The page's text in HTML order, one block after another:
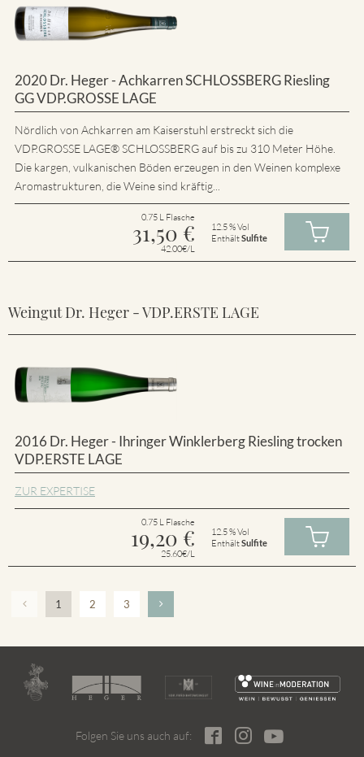
2020 Dr. Heger - Achkarren SCHLOSSBERG Riesling
GG VDP.GROSSE LAGE
Nördlich von Achkarren am Kaiserstuhl erstreckt sich die
VDP.GROSSE LAGE® SCHLOSSBERG auf bis zu 310 Meter Höhe.
Die kargen, vulkanischen Böden erzeugen in den Weinen komplexe
Aromastrukturen, die Weine sind kräftig...
0.75 L Flasche
31,50 €
42.00€/L
12.5 % Vol
EnthältSulfite
Weingut Dr. Heger - VDP.ERSTE LAGE
2016 Dr. Heger - Ihringer Winklerberg Riesling trocken
VDP.ERSTE LAGE
ZUR EXPERTISE
0.75 L Flasche
19,20 €
25.60€/L
12.5 % Vol
EnthältSulfite
1 2 3
Folgen Sie uns auch auf: